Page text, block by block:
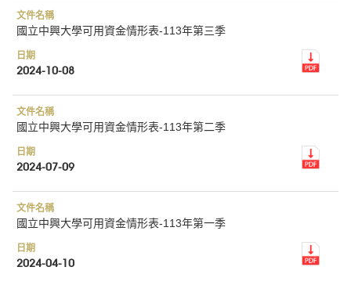
國立中興大學可用資金情形表-113年第三季
2024-10-08
國立中興大學可用資金情形表-113年第二季
2024-07-09
國立中興大學可用資金情形表-113年第一季
2024-04-10